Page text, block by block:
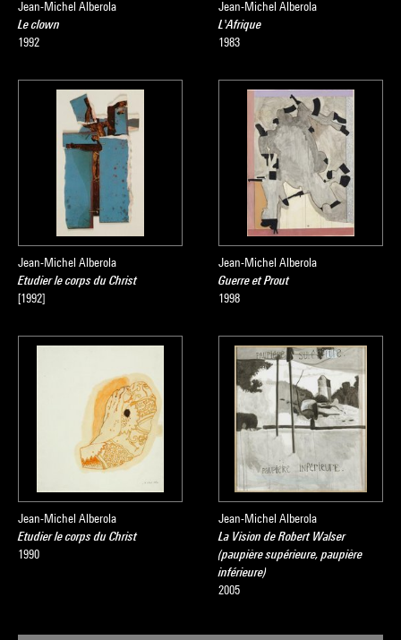
Jean-Michel Alberola
Le clown
1992
Jean-Michel Alberola
L'Afrique
1983
Jean-Michel Alberola
Etudier le corps du Christ
[1992]
Jean-Michel Alberola
Guerre et Prout
1998
Jean-Michel Alberola
Etudier le corps du Christ
1990
Jean-Michel Alberola
La Vision de Robert Walser
(paupière supérieure, paupière
inférieure)
2005